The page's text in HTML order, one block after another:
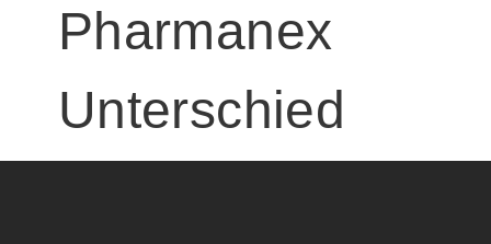
Pharmanex
Unterschied